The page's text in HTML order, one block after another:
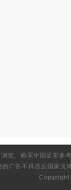
浏览、购买中国足彩参
广告不得违反国家法